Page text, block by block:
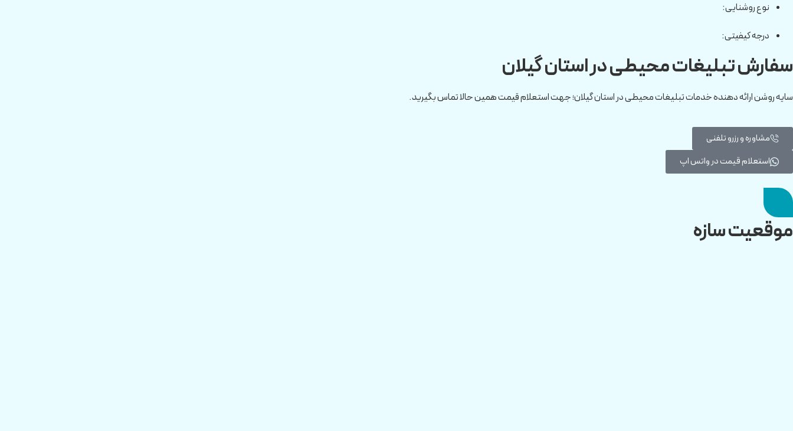
نوع روشنایی:
درجه کیفیتی:
سفارش تبلیغات محیطی در استان گیلان
سایه روشن ارائه دهنده خدمات تبلیغات محیطی در استان گیلان؛ جهت استعلام قیمت همین حالا تماس بگیرید.
مشاوره و رزرو تلفنی
استعلام قیمت در واتس اپ
موقعیت سازه